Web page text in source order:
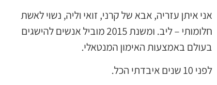
איתן עזריה, אבא של קרני, זואי וליה, נשוי לאשת
חלומותי – ליב. ומשנת 2015 מוביל אנשים להישגים
באמצעות האימון המנטאלי.
איבדתי הכל.